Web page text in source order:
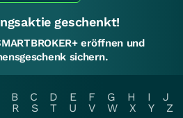
geschenkt!
eröffnen und
sichern.
B C D E F G H I
J
R S T U V W X Y
Z